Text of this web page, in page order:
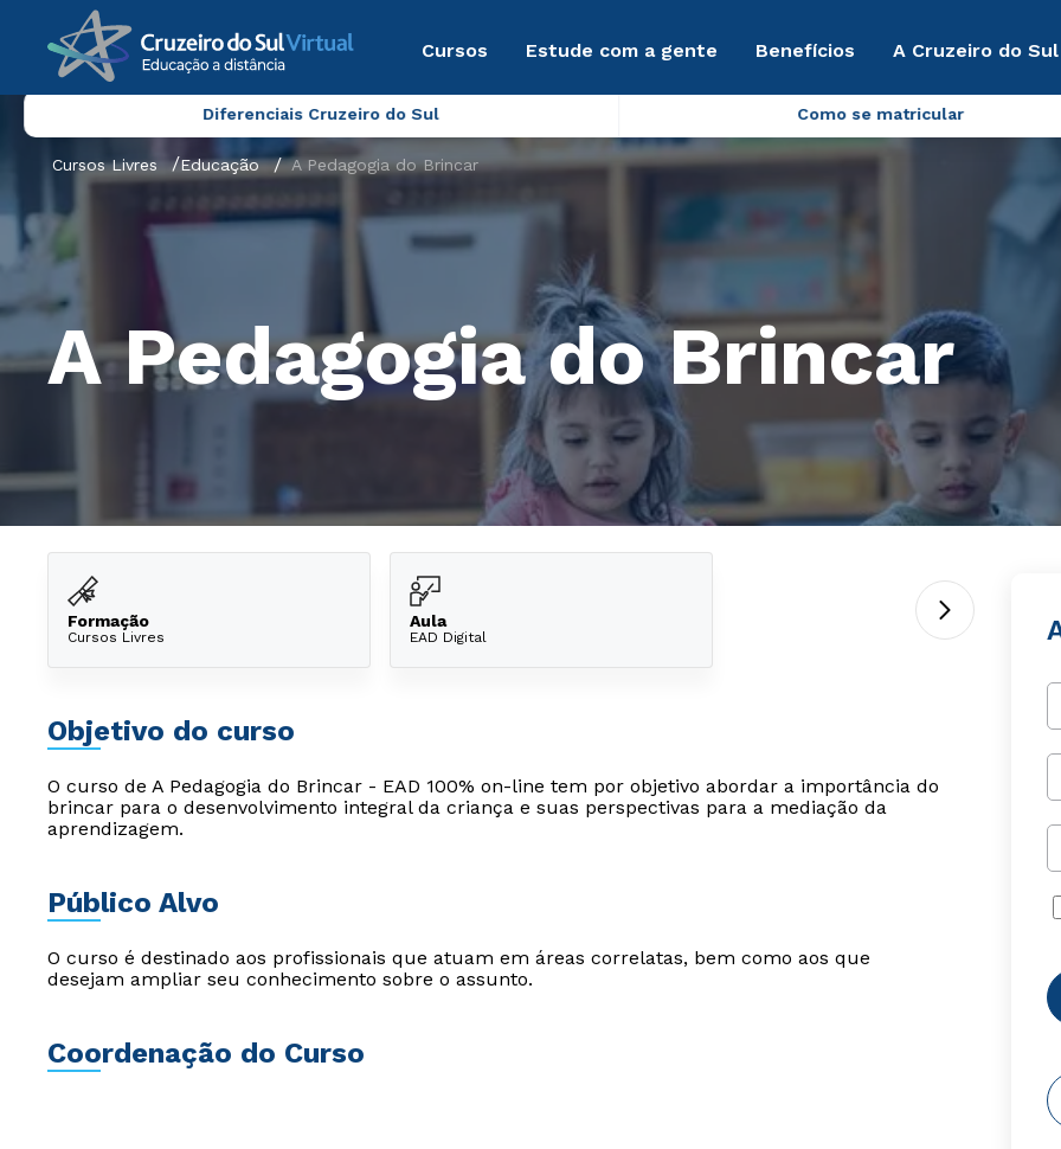
Cursos Estude com a gente Benefícios A Cruzeiro do
Diferenciais Cruzeiro do Sul Como se matricular
Cursos Livres Educação A Pedagogia do Brincar
A Pedagogia do Brincar
Formação
Cursos Livres
Aula
EAD Digital
Objetivo do curso
O curso de A Pedagogia do Brincar - EAD 100% on-line tem por objetivo abordar a importância do
brincar para o desenvolvimento integral da criança e suas perspectivas para a mediação da
aprendizagem.
Público Alvo
O curso é destinado aos profissionais que atuam em áreas correlatas, bem como aos que
desejam ampliar seu conhecimento sobre o assunto.
Coordenação do Curso